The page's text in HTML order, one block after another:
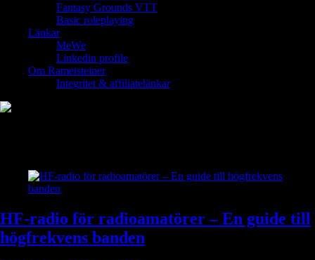
Fantasy Grounds VTT
Basic roleplaying
Länkar
MeWe
Linkedin profile
Om Rametsteiner
Integritet & affiliatelänkar
HF-radio för radioamatörer – En guide till
högfrekvens banden